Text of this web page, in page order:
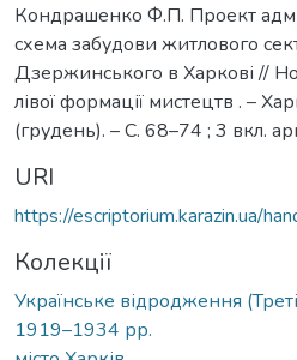
Кондрашенко Ф.П. Проект
схема забудови житлового
Дзержинського в Харкові //
лівої формації мистецтв . –
(грудень). – С. 68–74 ; 3 вкл.
URI
https://escriptorium.karazin.ua/
Колекції
Українське відродження
1919–1934 рр.